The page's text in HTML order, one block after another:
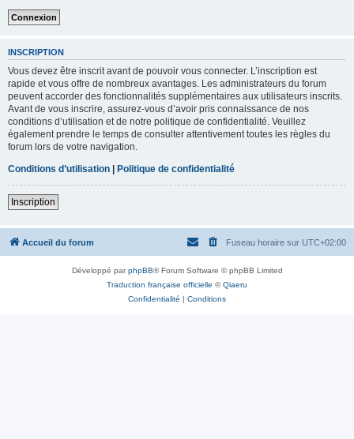
INSCRIPTION
Vous devez être inscrit avant de pouvoir vous connecter. L’inscription est
rapide et vous offre de nombreux avantages. Les administrateurs du forum
peuvent accorder des fonctionnalités supplémentaires aux utilisateurs inscrits.
Avant de vous inscrire, assurez-vous d’avoir pris connaissance de nos
conditions d’utilisation et de notre politique de confidentialité. Veuillez
également prendre le temps de consulter attentivement toutes les règles du
forum lors de votre navigation.
Conditions d’utilisation | Politique de confidentialité
Inscription
Accueil du forum Fuseau horaire sur UTC+02:00
Développé parphpBB® Forum Software © phpBB Limited
Traduction française officielle ©Qiaeru
Confidentialité | Conditions